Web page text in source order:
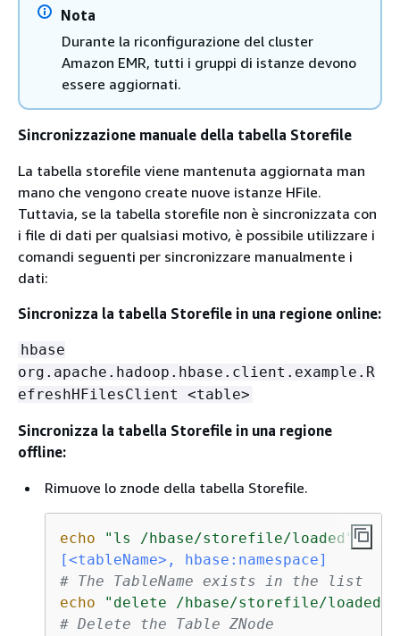
Nota
Durante la riconfigurazione del cluster
Amazon EMR, tutti i gruppi di istanze devono
essere aggiornati.
Sincronizzazione manuale della tabella Storefile
La tabella storefile viene mantenuta aggiornata man
mano che vengono create nuove istanze HFile.
Tuttavia, se la tabella storefile non è sincronizzata con
i file di dati per qualsiasi motivo, è possibile utilizzare i
comandi seguenti per sincronizzare manualmente i
dati:
Sincronizza la tabella Storefile in una regione online:
hbase
org.apache.hadoop.hbase.client.example.R
efreshHFilesClient <table>
Sincronizza la tabella Storefile in una regione
offline:
Rimuove lo znode della tabella Storefile.
echo "ls /hbase/storefile/loaded" |
[<tableName>, hbase:namespace]
# The TableName exists in the list
echo
"delete /hbase/storefile/loaded/
# Delete the Table ZNode